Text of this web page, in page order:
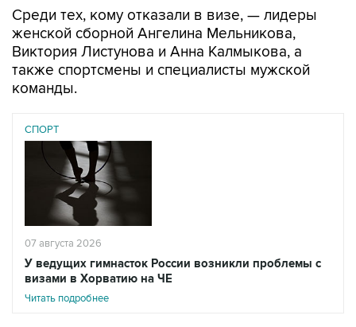
Среди тех, кому отказали в визе, — лидеры
женской сборной Ангелина Мельникова,
Виктория Листунова и Анна Калмыкова, а
также спортсмены и специалисты мужской
команды.
СПОРТ
07 августа 2026
У ведущих гимнасток России возникли проблемы с
визами в Хорватию на ЧЕ
Читать подробнее